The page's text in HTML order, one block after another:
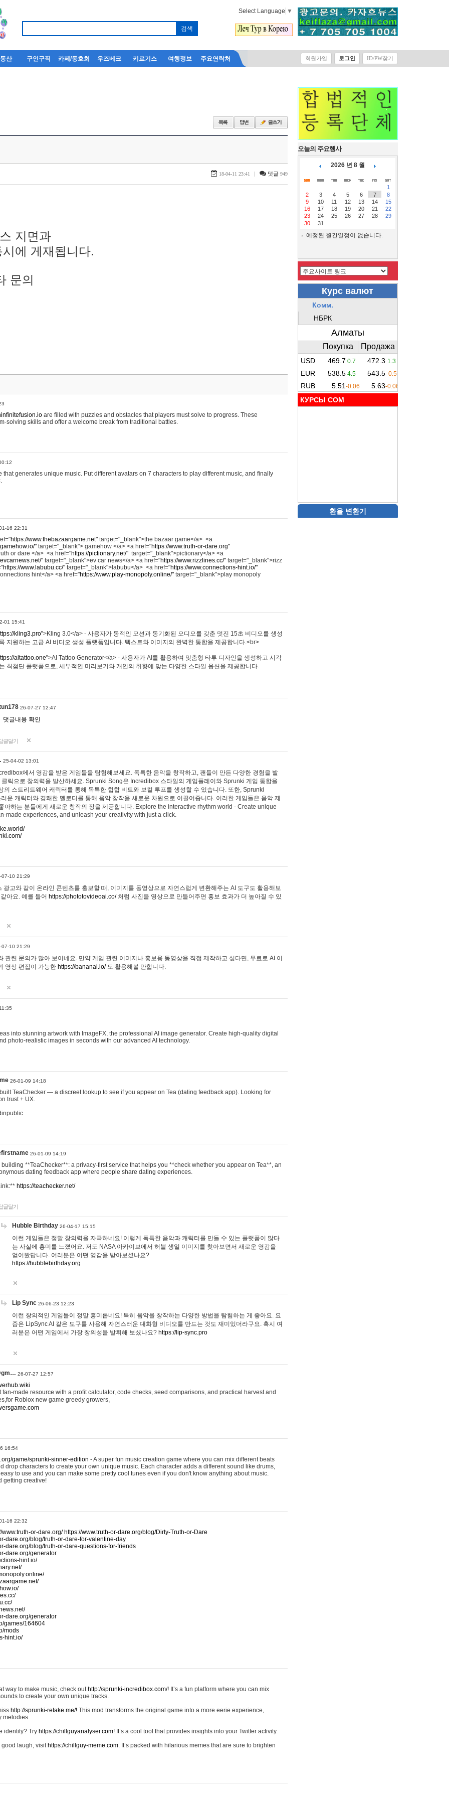
Select Language ▼
산 구인구직 카페/동호회 우즈베크 키르기스 여행정보 주요연락처 회원가입 로그인 ID/PW찾기
18-04-11 23:41 | 댓글 949
지면과
에 게재됩니다.
문의
are filled with puzzles and obstacles that players must solve to progress. These
solving skills and offer a welcome break from traditional battles.
that generates unique music. Put different avatars on 7 characters to play different music, and finally
16 22:31
https://www.thebazaargame.net" target="_blank">the bazaar game</a> <a
" target="_blank"> gamehow </a> <a href="https://www.truth-or-dare.org"
or dare </a> <a href="https://pictionary.net/" target="_blank">pictionary</a> <a
" target="_blank">ev car news</a> <a href="https://www.rizzlines.cc/" target="_blank">rizz
https://www.labubu.cc/" target="_blank">labubu</a> <a href="https://www.connections-hint.io/"
hint</a> <a href="https://www.play-monopoly.online/" target="_blank">play monopoly
01 15:41
kling3.pro">Kling 3.0</a> - 사용자가 동적인 모션과 동기화된 오디오를 갖춘 멋진 15초 비디오를 생성
지원하는 고급 AI 비디오 생성 플랫폼입니다. 텍스트와 이미지의 완벽한 통합을 제공합니다.<br>
aitattoo.one">AI Tattoo Generator</a> - 사용자가 AI를 활용하여 맞춤형 타투 디자인을 생성하고 시각
최첨단 플랫폼으로, 세부적인 미리보기와 개인의 취향에 맞는 다양한 스타일 옵션을 제공합니다.
26-07-27 12:47
댓글내용 확인
글달기
25-04-02 13:01
에서 영감을 받은 게임들을 탐험해보세요. 독특한 음악을 창작하고, 팬들이 만든 다양한 경험을 발
클릭으로 창의력을 발산하세요. Sprunki Song은 Incredibox 스타일의 게임플레이와 Sprunki 게임 통합을
의 스트리트웨어 캐릭터를 통해 독특한 힙합 비트와 보컬 루프를 생성할 수 있습니다. 또한, Sprunki
운 캐릭터와 경쾌한 멜로디를 통해 음악 창작을 새로운 차원으로 이끌어줍니다. 이러한 게임들은 음악 제
아하는 분들에게 새로운 창작의 장을 제공합니다. Explore the interactive rhythm world - Create unique
made experiences, and unleash your creativity with just a click.
07-10 21:29
광고와 같이 온라인 콘텐츠를 홍보할 때, 이미지를 동영상으로 자연스럽게 변환해주는 AI 도구도 활용해보
아요. 예를 들어 https://phototovideoai.co/처럼 사진을 영상으로 만들어주면 홍보 효과가 더 높아질 수 있
07-10 21:29
관련 문의가 많아 보이네요. 만약 게임 관련 이미지나 홍보용 동영상을 직접 제작하고 싶다면, 무료로 AI 이
영상 편집이 가능한 https://bananai.io/도 활용해볼 만합니다.
into stunning artwork with ImageFX, the professional AI image generator. Create high-quality digital
photo-realistic images in seconds with our advanced AI technology.
26-01-09 14:18
TeaChecker — a discreet lookup to see if you appear on Tea (dating feedback app). Looking for
trust + UX.
26-01-09 14:19
building **TeaChecker**: a privacy-first service that helps you **check whether you appear on Tea**, an
dating feedback app where people share dating experiences.
https://teachecker.net/
글달기
Hubble Birthday 26-04-17 15:15
이런 게임들은 정말 창의력을 자극하네요! 이렇게 독특한 음악과 캐릭터를 만들 수 있는 플랫폼이 많다
는 사실에 흥미를 느꼈어요. 저도 NASA 아카이브에서 허블 생일 이미지를 찾아보면서 새로운 영감을
얻어봤답니다. 여러분은 어떤 영감을 받아보셨나요?
https://hubblebirthday.org
Lip Sync 26-06-23 12:23
이런 창의적인 게임들이 정말 흥미롭네요! 특히 음악을 창작하는 다양한 방법을 탐험하는 게 좋아요. 요
즘은 LipSync AI 같은 도구를 사용해 자연스러운 대화형 비디오를 만드는 것도 재미있더라구요. 혹시 여
러분은 어떤 게임에서 가장 창의성을 발휘해 보셨나요? https://lip-sync.pro
26-07-27 12:57
made resource with a profit calculator, code checks, seed comparisons, and practical harvest and
Roblox new game greedy growers。
16:54
game/sprunki-sinner-edition - A super fun music creation game where you can mix different beats
drop characters to create your own unique music. Each character adds a different sound like drums,
to use and you can make some pretty cool tunes even if you don't know anything about music.
getting creative!
16 22:32
www.truth-or-dare.org/ https://www.truth-or-dare.org/blog/Dirty-Truth-or-Dare
dare.org/blog/truth-or-dare-for-valentine-day
dare.org/blog/truth-or-dare-questions-for-friends
dare.org/generator
hint.io/
dare.org/generator
games/164604
mods
hint.io/
way to make music, check out http://sprunki-incredibox.com/! It’s a fun platform where you can mix
to create your own unique tracks.
http://sprunki-retake.me/! This mod transforms the original game into a more eerie experience,
melodies.
identity? Try https://chillguyanalyser.com! It’s a cool tool that provides insights into your Twitter activity.
good laugh, visit https://chillguy-meme.com. It’s packed with hilarious memes that are sure to brighten
오늘의 주요행사
2026 년 8 월
1
2
3 4 5 6 7
8
9
10 11 12 13 14
15
16
17 18 19 20 21
22
23
24 25 26 27 28
29
30
31
예정된 월간일정이 없습니다.
КУРСЫ COM
환율 변환기